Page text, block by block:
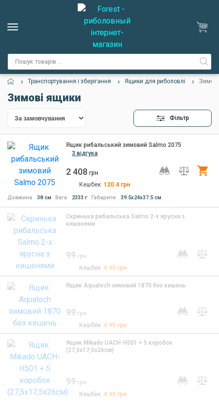
Транспортування і зберігання Ящики для риболовлі
Зимові ящики
Фільтр
3 відгука
Ящик рибальський зимовий Salmo 2075
2 408 грн
Кешбек 120.4 грн
Довжина 38 см Вага 2333 г Габарити 39.5х24х37.5 см
Скринька рибальська Salmo 2-х ярусна з
кишенями
99 грн
Кешбек4.95 грн
Ящик Aquatech зимовий 1870 без кишень
99 грн
Кешбек4.95 грн
Ящик Mikado UACH-H501 + 5 коробок
(27,5x17,5x26см)
99 грн
Кешбек4.95 грн